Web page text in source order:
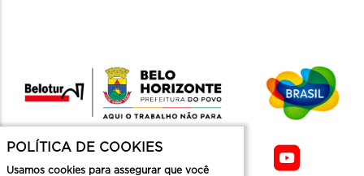
POLÍTICA DE COOKIES
Usamos cookies para assegurar que você